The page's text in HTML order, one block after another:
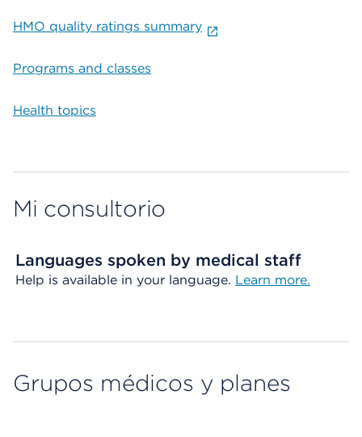
HMO quality ratings summary
Programs and classes
Health topics
Mi consultorio
Languages spoken by medical staff
Help is available in your language. Learn more.
Grupos médicos y planes